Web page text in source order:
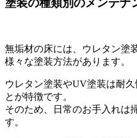
塗装の種類別のメンテナ
無垢材の床には、ウレタン塗
様々な塗装方法があります。
ウレタン塗装やUV塗装は耐
とが特徴です。
そのため、日常のお手入れは
す。